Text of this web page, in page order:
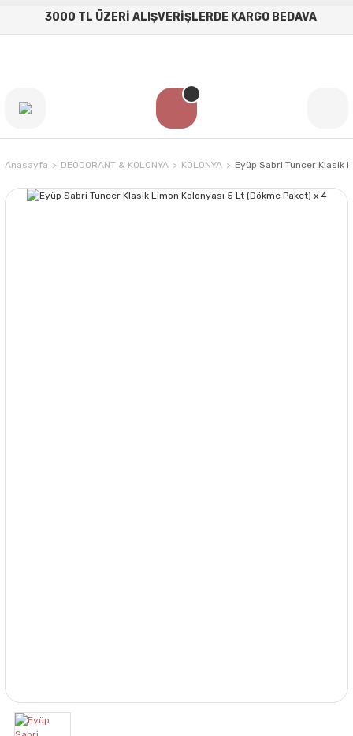
3000 TL ÜZERİ ALIŞVERİŞLERDE KARGO BEDAVA
Anasayfa DEODORANT & KOLONYA KOLONYA Eyüp Sabri Tuncer Klasik